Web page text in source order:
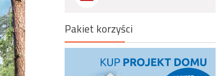
Pakiet korzyści